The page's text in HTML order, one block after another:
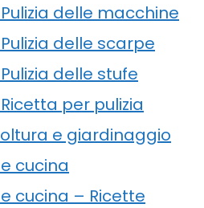
delle macchine
delle scarpe
delle stufe
per pulizia
e giardinaggio
cucina
cucina – Ricette